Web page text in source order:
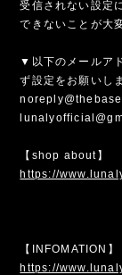
受信されない設定
できないことが大
▼以下のメールア
ず設定をお願いし
【shop about】
https://
【INFOMATION】
https://